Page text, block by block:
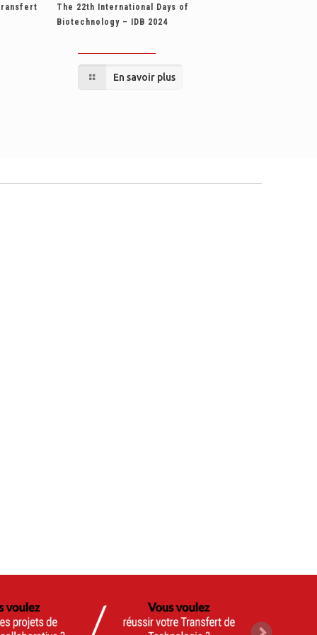
The 22th International Days of
Biotechnology – IDB 2024
En savoir plus